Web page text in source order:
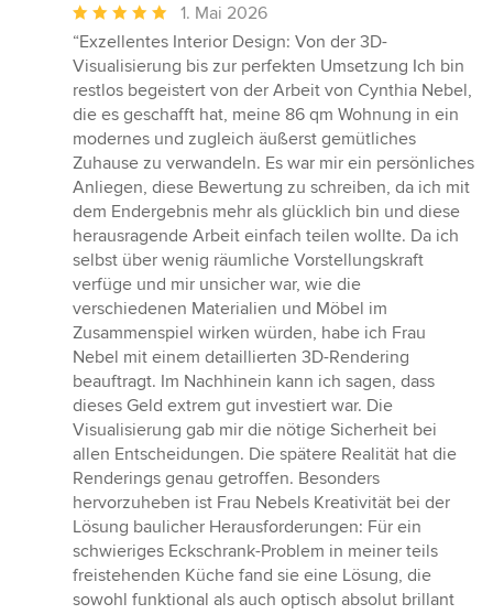
Durchschnittliche
Bewertung:
5
von
5
Sternen
1. Mai 2026
“Exzellentes Interior Design: Von der 3D-
Visualisierung bis zur perfekten Umsetzung Ich bin
restlos begeistert von der Arbeit von Cynthia Nebel,
die es geschafft hat, meine 86 qm Wohnung in ein
modernes und zugleich äußerst gemütliches
Zuhause zu verwandeln. Es war mir ein persönliches
Anliegen, diese Bewertung zu schreiben, da ich mit
dem Endergebnis mehr als glücklich bin und diese
herausragende Arbeit einfach teilen wollte. Da ich
selbst über wenig räumliche Vorstellungskraft
verfüge und mir unsicher war, wie die
verschiedenen Materialien und Möbel im
Zusammenspiel wirken würden, habe ich Frau
Nebel mit einem detaillierten 3D-Rendering
beauftragt. Im Nachhinein kann ich sagen, dass
dieses Geld extrem gut investiert war. Die
Visualisierung gab mir die nötige Sicherheit bei
allen Entscheidungen. Die spätere Realität hat die
Renderings genau getroffen. Besonders
hervorzuheben ist Frau Nebels Kreativität bei der
Lösung baulicher Herausforderungen: Für ein
schwieriges Eckschrank-Problem in meiner teils
freistehenden Küche fand sie eine Lösung, die
sowohl funktional als auch optisch absolut brillant